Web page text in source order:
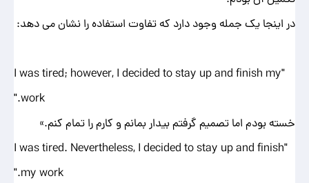
در اینجا یک جمله وجود دارد که تفاوت استفاده را نشان می دهد:
"I was tired; however, I decided to stay up and finish my
work."
خسته بودم اما تصمیم گرفتم بیدار بمانم و کارم را تمام کنم.»
"I was tired. Nevertheless, I decided to stay up and finish
my work."